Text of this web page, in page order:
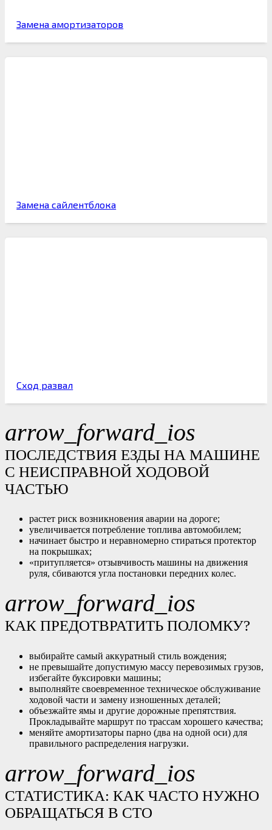
Замена амортизаторов
Замена сайлентблока
Сход развал
arrow_forward_ios
ПОСЛЕДСТВИЯ ЕЗДЫ НА МАШИНЕ
С НЕИСПРАВНОЙ ХОДОВОЙ
ЧАСТЬЮ
растет риск возникновения аварии на дороге;
увеличивается потребление топлива автомобилем;
начинает быстро и неравномерно стираться протектор
на покрышках;
«притупляется» отзывчивость машины на движения
руля, сбиваются угла постановки передних колес.
arrow_forward_ios
КАК ПРЕДОТВРАТИТЬ ПОЛОМКУ?
выбирайте самый аккуратный стиль вождения;
не превышайте допустимую массу перевозимых грузов,
избегайте буксировки машины;
выполняйте своевременное техническое обслуживание
ходовой части и замену изношенных деталей;
объезжайте ямы и другие дорожные препятствия.
Прокладывайте маршрут по трассам хорошего качества;
меняйте амортизаторы парно (два на одной оси) для
правильного распределения нагрузки.
arrow_forward_ios
СТАТИСТИКА: КАК ЧАСТО НУЖНО
ОБРАЩАТЬСЯ В СТО